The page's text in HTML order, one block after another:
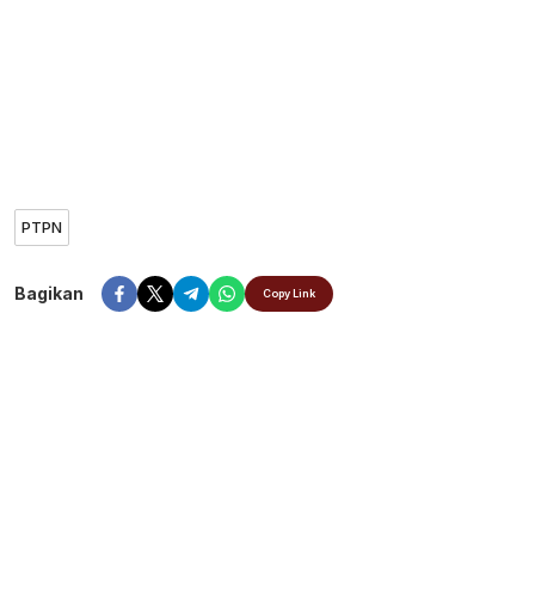
PTPN
Bagikan Copy Link